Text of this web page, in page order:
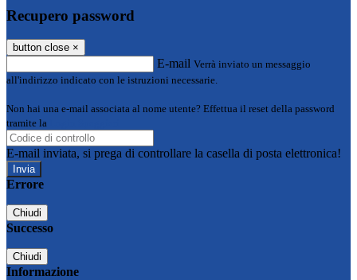
Recupero password
button close ×
E-mail Verrà inviato un messaggio
all'indirizzo indicato con le istruzioni necessarie.
Non hai una e-mail associata al nome utente? Effettua il reset della password
tramite la
E-mail inviata, si prega di controllare la casella di posta elettronica!
Errore
Chiudi
Successo
Chiudi
Informazione